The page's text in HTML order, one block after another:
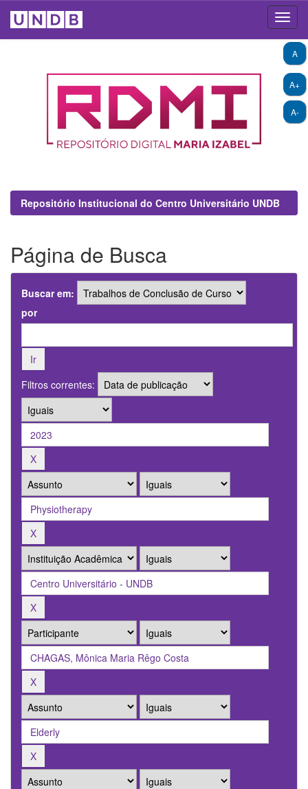
A+
A-
A
Repositório Institucional do Centro Universitário UNDB
Página de Busca
Buscar em:
por
Filtros correntes: